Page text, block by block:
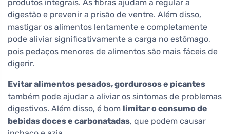
produtos integrais. As fibras ajudam a regular a
digestão e prevenir a prisão de ventre. Além disso,
mastigar os alimentos lentamente e completamente
pode aliviar significativamente a carga no estômago,
pois pedaços menores de alimentos são mais fáceis de
digerir.
Evitar alimentos pesados, gordurosos e picantes
também pode ajudar a aliviar os sintomas de problemas
digestivos. Além disso, é bom limitar o consumo de
bebidas doces e carbonatadas, que podem causar